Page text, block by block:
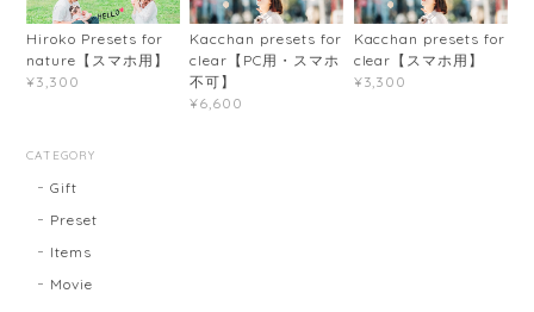
Hiroko Presets for
nature【スマホ用】
¥3,300
Kacchan presets for
clear【PC用・スマホ
不可】
¥6,600
Kacchan presets for
clear【スマホ用】
¥3,300
CATEGORY
Gift
Preset
Items
Movie